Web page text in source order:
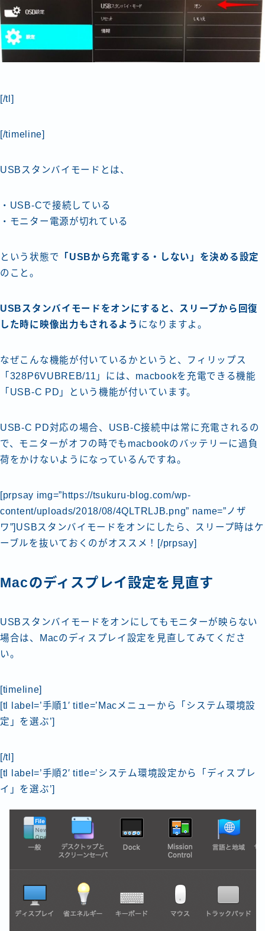
[/tl]
[/timeline]
USBスタンバイモードとは、
・USB-Cで接続している
・モニター電源が切れている
という状態で 「USBから充電する・しない」を決める設定
のこと。
USBスタンバイモードをオンにすると、スリープから回復
した時に映像出力もされるよう になりますよ。
なぜこんな機能が付いているかというと、フィリップス
「328P6VUBREB/11」には、macbookを充電できる機能
「USB-C PD」という機能が付いています。
USB-C PD対応の場合、USB-C接続中は常に充電されるの
で、モニターがオフの時でもmacbookのバッテリーに過負
荷をかけないようになっているんですね。
[prpsay img=”https://tsukuru-blog.com/wp-
content/uploads/2018/08/4QLTRLJB.png” name=”ノザ
ワ”]USBスタンバイモードをオンにしたら、スリープ時はケ
ーブルを抜いておくのがオススメ！[/prpsay]
Macのディスプレイ設定を見直す
USBスタンバイモードをオンにしてもモニターが映らない
場合は、Macのディスプレイ設定を見直してみてくださ
い。
[timeline]
[tl label=’手順1′ title=’Macメニューから「システム環境設
定」を選ぶ’]
[/tl]
[tl label=’手順2′ title=’システム環境設定から「ディスプレ
イ」を選ぶ’]